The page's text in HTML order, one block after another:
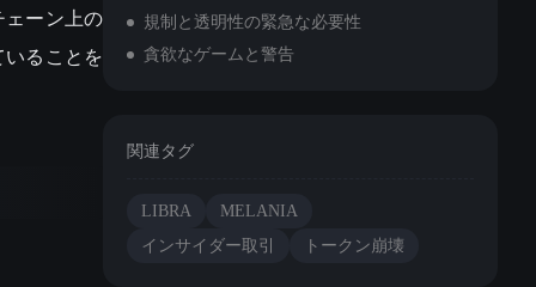
ーン上の
ることを
規制と透明性の緊急な必要性
貪欲なゲームと警告
関連タグ
LIBRA
MELANIA
インサイダー取引
トークン崩壊